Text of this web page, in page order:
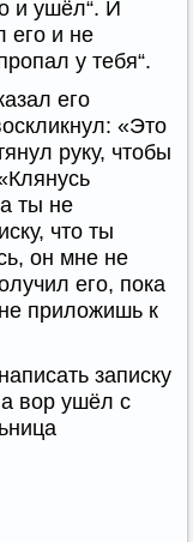
и ушёл“. И
его и не
у тебя“.
его
«Это
руку, чтобы
ты не
что ты
он мне не
его, пока
приложишь к
записку
вор ушёл с